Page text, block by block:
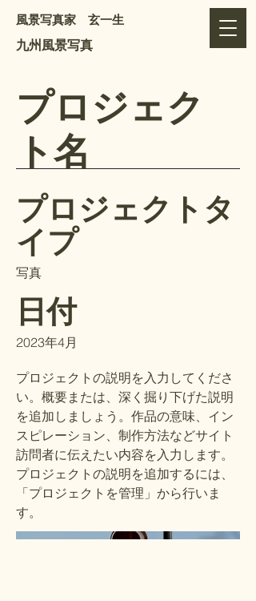
風景写真家 玄一生
​九州風景写真
プロジェク
ト名
プロジェクトタ
イプ
写真
日付
2023年4月
プロジェクトの説明を入力してくださ
い。概要または、深く掘り下げた説明
を追加しましょう。作品の意味、イン
スピレーション、制作方法などサイト
訪問者に伝えたい内容を入力します。
プロジェクトの説明を追加するには、
「プロジェクトを管理」から行いま
す。